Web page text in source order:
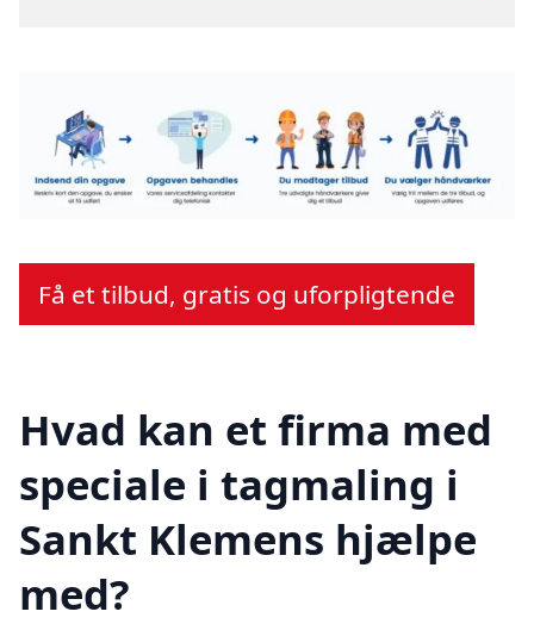
Få et tilbud, gratis og uforpligtende
Hvad kan et firma med
speciale i tagmaling i
Sankt Klemens hjælpe
med?